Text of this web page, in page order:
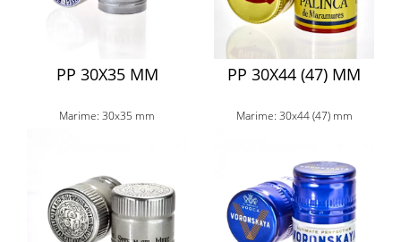
PP 30X35 MM
Marime: 30x35 mm
PP 30X44 (47) MM
Marime: 30x44 (47) mm